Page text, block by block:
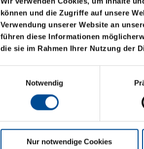
können und die Zugriffe auf unsere
Verwendung unserer Website an
führen diese Informationen
die sie im Rahmen Ihrer Nutzung der
Notwendig
Nur notwendige Cookies
Ausverkauft
FISCHERHUT
KLEIN
8,00 €